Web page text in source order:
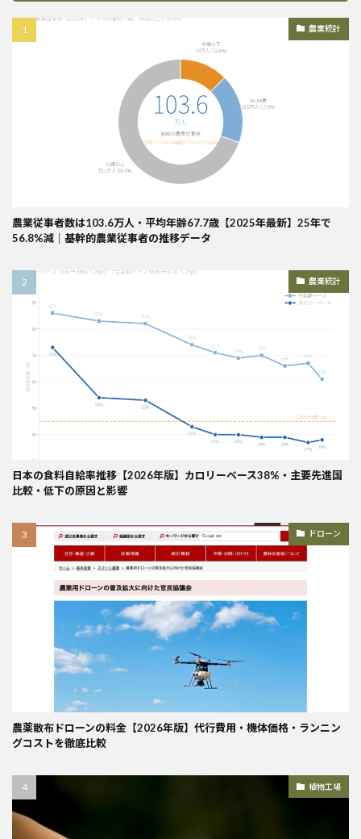
農業統計
農業従事者数は103.6万人・平均年齢67.7歳【2025年最新】25年で
56.8%減｜基幹的農業従事者の推移データ
農業統計
日本の食料自給率推移【2026年版】カロリーベース38%・主要先進国
比較・低下の原因と影響
ドローン
農薬散布ドローンの料金【2026年版】代行費用・機体価格・ランニン
グコストを徹底比較
植物工場